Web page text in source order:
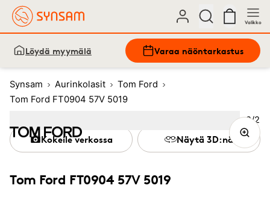
Valikko
Löydä myymälä Varaa näöntarkastus
Synsam Aurinkolasit
Tom Ford
Tom Ford FT0904 57V 5019
Tom Ford FT0904 57V 5019
Kokeile verkossa Näytä 3D:nä
Kuva
2/2
Image (Current image)